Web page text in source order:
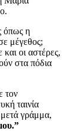
όπως η
μέγεθος;
οι αστέρες,
στα πόδια
τον
ταινία
γράμμα,